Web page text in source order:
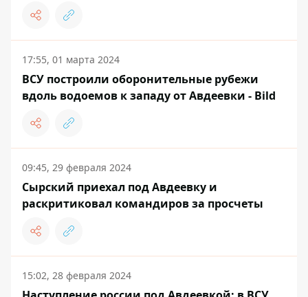
17:55, 01 марта 2024
ВСУ построили оборонительные рубежи
вдоль водоемов к западу от Авдеевки - Bild
09:45, 29 февраля 2024
Сырский приехал под Авдеевку и
раскритиковал командиров за просчеты
15:02, 28 февраля 2024